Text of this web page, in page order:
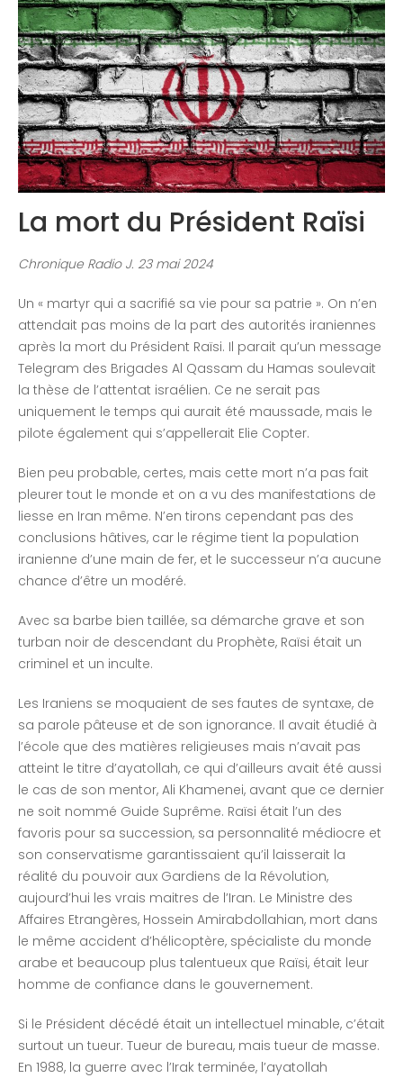
Congrès 2018
Congrès 2019
Congrès 2020
La mort du Président Raïsi
Chronique Radio J. 23 mai 2024
Un « martyr qui a sacrifié sa vie pour sa patrie ». On n’en
attendait pas moins de la part des autorités iraniennes
après la mort du Président Raïsi. Il parait qu’un message
Telegram des Brigades Al Qassam du Hamas soulevait
la thèse de l’attentat israélien. Ce ne serait pas
uniquement le temps qui aurait été maussade, mais le
pilote également qui s’appellerait Elie Copter.
Bien peu probable, certes, mais cette mort n’a pas fait
pleurer tout le monde et on a vu des manifestations de
liesse en Iran même. N’en tirons cependant pas des
conclusions hâtives, car le régime tient la population
iranienne d’une main de fer, et le successeur n’a aucune
chance d’être un modéré.
Avec sa barbe bien taillée, sa démarche grave et son
turban noir de descendant du Prophète, Raïsi était un
criminel et un inculte.
Les Iraniens se moquaient de ses fautes de syntaxe, de
sa parole pâteuse et de son ignorance. Il avait étudié à
l’école que des matières religieuses mais n’avait pas
atteint le titre d’ayatollah, ce qui d’ailleurs avait été aussi
le cas de son mentor, Ali Khamenei, avant que ce dernier
ne soit nommé Guide Suprême. Raïsi était l’un des
favoris pour sa succession, sa personnalité médiocre et
son conservatisme garantissaient qu’il laisserait la
réalité du pouvoir aux Gardiens de la Révolution,
aujourd’hui les vrais maitres de l’Iran. Le Ministre des
Affaires Etrangères, Hossein Amirabdollahian, mort dans
le même accident d’hélicoptère, spécialiste du monde
arabe et beaucoup plus talentueux que Raïsi, était leur
homme de confiance dans le gouvernement.
Si le Président décédé était un intellectuel minable, c’était
surtout un tueur. Tueur de bureau, mais tueur de masse.
En 1988, la guerre avec l’Irak terminée, l’ayatollah